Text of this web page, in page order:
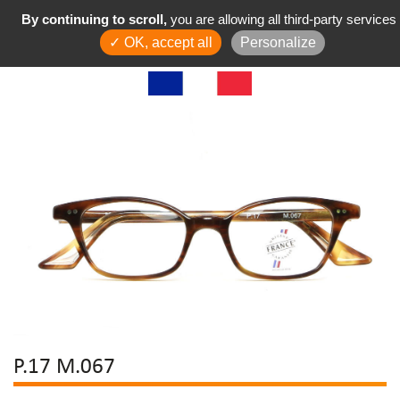
P.17 M.067
By continuing to scroll, you are allowing all third-party services
✓ OK, accept all
Personalize